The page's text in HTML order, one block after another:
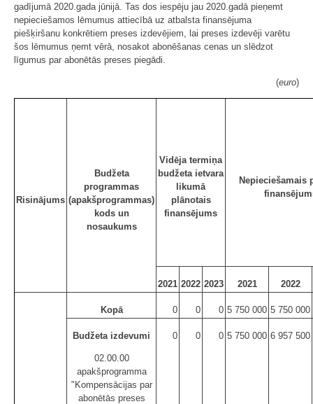
gadījumā 2020.gada jūnijā. Tas dos iespēju jau 2020.gadā pieņemt
nepieciešamos lēmumus attiecībā uz atbalsta finansējuma
piešķiršanu konkrētiem preses izdevējiem, lai preses izdevēji varētu
šos lēmumus ņemt vērā, nosakot abonēšanas cenas un slēdzot
līgumus par abonētās preses piegādi.
(euro)
Risinājums
Budžeta
programmas
(apakšprogrammas)
kods un
nosaukums
Vidēja termiņa
budžeta ietvara
likumā
plānotais
finansējums
Nepieciešamais
2021 2022 2023 2021 2022
Kopā 0 0 0 5 750 000 5 750 000
Budžeta izdevumi
02.00.00
apakšprogramma
"Kompensācijas par
abonētās preses
0 0 0 5 750 000 6 957 500